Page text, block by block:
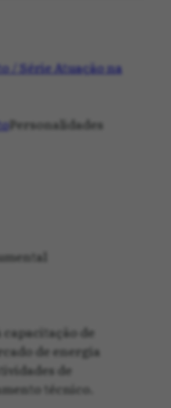
/ Série Atuação na
Personalidades
de
de energia
de
técnico.